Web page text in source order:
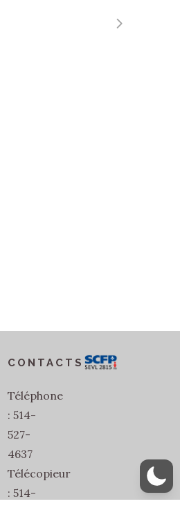
CONTACTS
Téléphone
: 514-
527-
4637
Télécopieur
: 514-